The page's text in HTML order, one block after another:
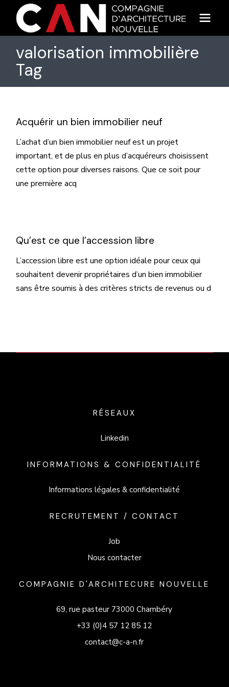
content
valorisation immobilière
Tag
Acquérir un bien immobilier neuf
L’achat d’un bien immobilier neuf est un projet
important, et de plus en plus d’acquéreurs choisissent
cette option pour diverses raisons. Que ce soit pour
une première acq
Qu’est ce que l’accession libre
L’accession libre est une option idéale pour ceux qui
souhaitent devenir propriétaires d’un bien immobilier
sans être soumis à des critères stricts de revenus ou d
RÉSEAUX
Linkedin
INFORMATIONS & CONFIDENTIALITÉ
Informations légales & confidentialité
RECRUTEMENT / CONTACT
Job
Nous contacter
COMPAGNIE D'ARCHITECURE NOUVELLE
69, rue pasteur 73000 Chambéry
+33 (0)4 57 12 85 12
contact@c-a-n.fr